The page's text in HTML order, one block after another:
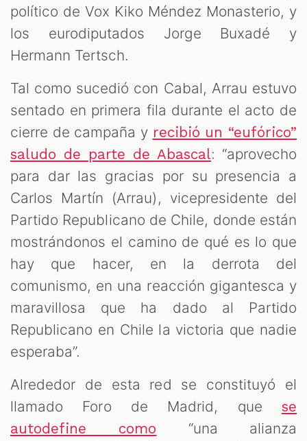
político de Vox Kiko Méndez Monasterio, y
los eurodiputados Jorge Buxadé y
Hermann Tertsch.
Tal como sucedió con Cabal, Arrau estuvo
sentado en primera fila durante el acto de
cierre de campaña y recibió un “eufórico”
saludo de parte de Abascal: “aprovecho
para dar las gracias por su presencia a
Carlos Martín (Arrau), vicepresidente del
Partido Republicano de Chile, donde están
mostrándonos el camino de qué es lo que
hay que hacer, en la derrota del
comunismo, en una reacción gigantesca y
maravillosa que ha dado al Partido
Republicano en Chile la victoria que nadie
esperaba”.
Alrededor de esta red se constituyó el
llamado Foro de Madrid, que se
autodefine como “una alianza